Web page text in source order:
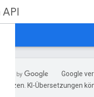
Google
KI-Übersetzungen